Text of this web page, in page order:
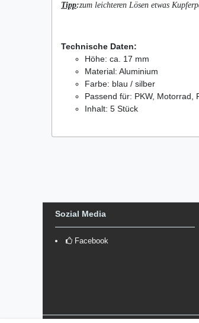
Tipp:zum leichteren Lösen etwas
Technische Daten:
Höhe: ca. 17 mm
Material: Aluminium
Farbe: blau / silber
Passend für: PKW, Motorrad,
Inhalt: 5 Stück
Sozial Media
Facebook